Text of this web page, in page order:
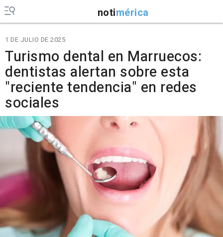
notimérica
1 DE JULIO DE 2025
Turismo dental en Marruecos:
dentistas alertan sobre esta
"reciente tendencia" en redes
sociales